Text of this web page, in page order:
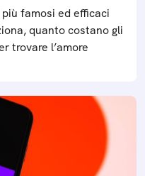
famosi ed efficaci
quanto costano gli
trovare l’amore